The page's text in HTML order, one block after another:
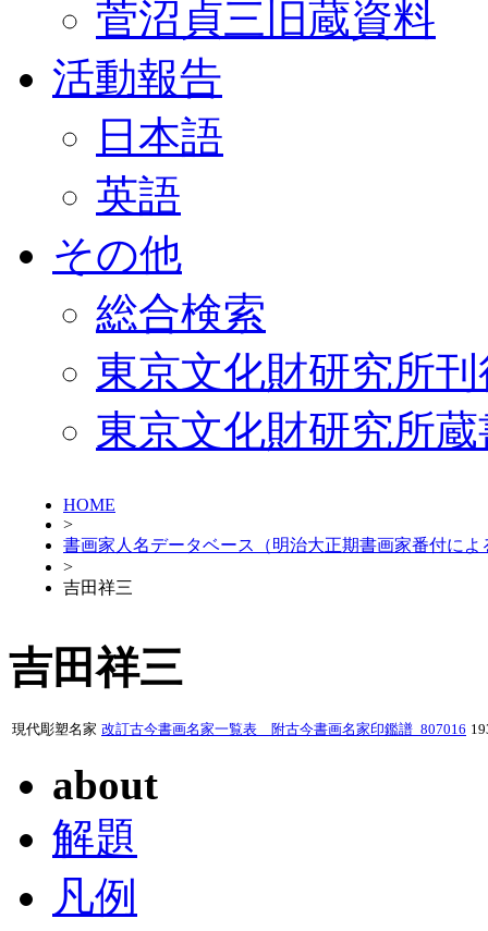
菅沼貞三旧蔵資料
活動報告
日本語
英語
その他
総合検索
東京文化財研究所
東京文化財研究所
HOME
>
書画家人名データベース（明治大正期書画家番付によ
>
吉田祥三
吉田祥三
現代彫塑名家 改訂古今書画名家一覧表 附古今書画名家印鑑譜_807016
about
解題
凡例